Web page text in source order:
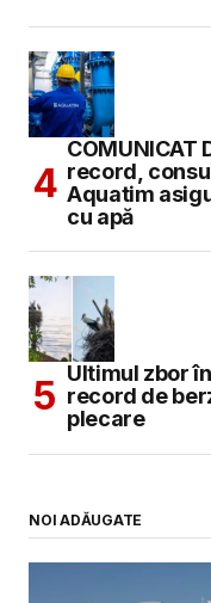
COMUNICAT
record,
Aquatim
cu apă
Ultimul zbor
record de
plecare
NOI ADĂUGATE